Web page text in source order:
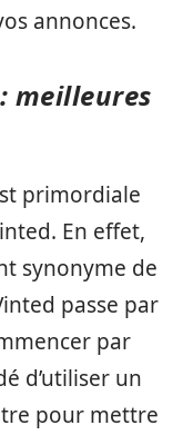
annonces.
meilleures
primordiale
En effet,
synonyme de
passe par
par
d’utiliser un
pour mettre